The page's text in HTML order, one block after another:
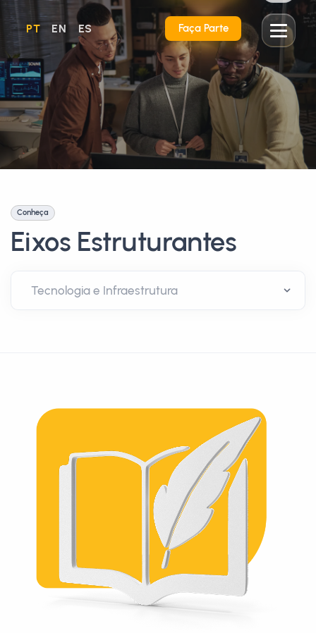
PT EN ES Faça Parte
Conheça
Eixos Estruturantes